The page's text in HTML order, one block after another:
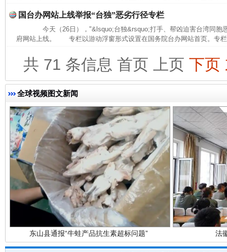
国台办网站上线举报“台独”恶劣行径专栏
今天（26日），"&lsquo;台独&rsquo;打手、帮凶迫害台湾同胞
府网站上线。 专栏以游动浮窗形式设置在国务院台办网站首页。专
共 71 条信息 首页 上页 下页
全球视频图文新闻
东山县通报“牛蛙产品抗生素超标问题” 法